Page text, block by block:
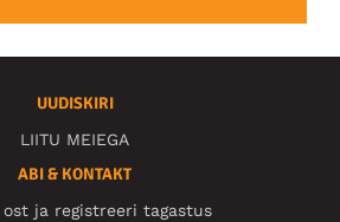
UUDISKIRI
LIITU MEIEGA
ABI & KONTAKT
ost ja registreeri tagastus